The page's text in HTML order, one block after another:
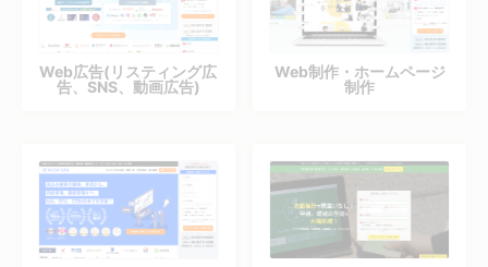
Web広告(リスティング広
告、SNS、動画広告)
Web制作・ホームページ
制作